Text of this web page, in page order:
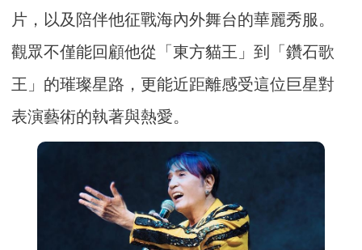
片，以及陪伴他征戰海內外舞台的華麗秀服。
觀眾不僅能回顧他從「東方貓王」到「鑽石歌
王」的璀璨星路，更能近距離感受這位巨星對
表演藝術的執著與熱愛。